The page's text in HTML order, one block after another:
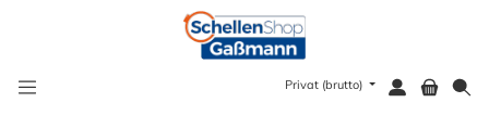
Privat (brutto)